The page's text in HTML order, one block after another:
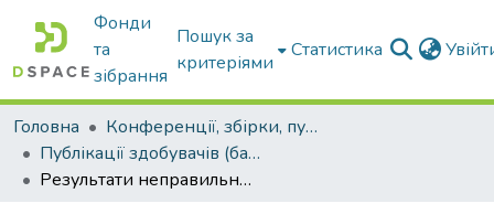
Фонди
та
зібрання
Пошук за
критеріями
Статистика
Головна
Конференції, збірки, публікації молодих вчених і здобувачів : магістрів, бакалаврів, аспірантів.
Публікації здобувачів (бакалаврів. магістрів, аспірантів)
Результати неправильної переддоїльної стимуляції вимені корів